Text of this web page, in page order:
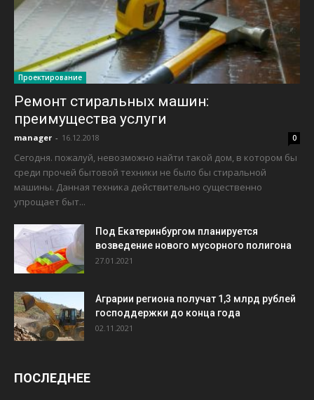
Проектирование
Ремонт стиральных машин:
преимущества услуги
manager - 16.12.2018 0
Сегодня. пожалуй, невозможно найти такой дом, в котором бы
среди прочей бытовой техники не было бы стиральной
машины. Данная техника действительно существенно
упрощает быт...
Под Екатеринбургом планируется
возведение нового мусорного полигона
27.01.2021
Аграрии региона получат 1,3 млрд рублей
господдержки до конца года
02.11.2021
ПОСЛЕДНЕЕ